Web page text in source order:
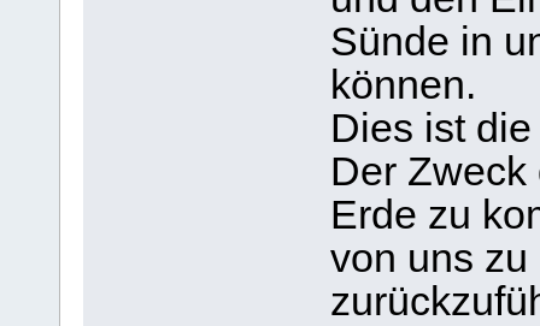
Sünde in
können.
Dies ist die
Der Zweck
Erde zu
von uns